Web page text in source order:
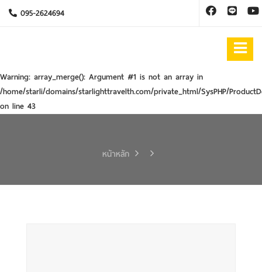
095-2624694
Warning: array_merge(): Argument #1 is not an array in
/home/starli/domains/starlighttravelth.com/private_html/SysPHP/
on line 43
หน้าหลัก